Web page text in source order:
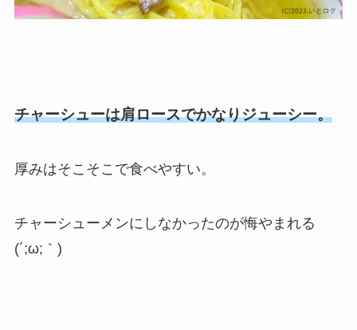
チャーシューは肩ロースでかなりジューシー。
厚みはそこそこで食べやすい。
チャーシューメンにしなかったのが悔やまれる
(´;ω;｀)